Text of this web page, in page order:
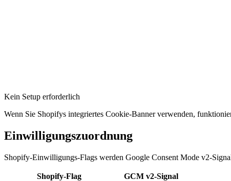
Kein Setup erforderlich
Wenn Sie Shopifys integriertes Cookie-Banner verwenden,
Einwilligungszuordnung
Shopify-Einwilligungs-Flags werden Google Consent Mode v2-
Shopify-Flag GCM v2-Signal